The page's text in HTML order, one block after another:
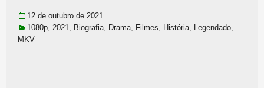
12 de outubro de 2021
1080p, 2021, Biografia, Drama, Filmes, História, Legendado,
MKV